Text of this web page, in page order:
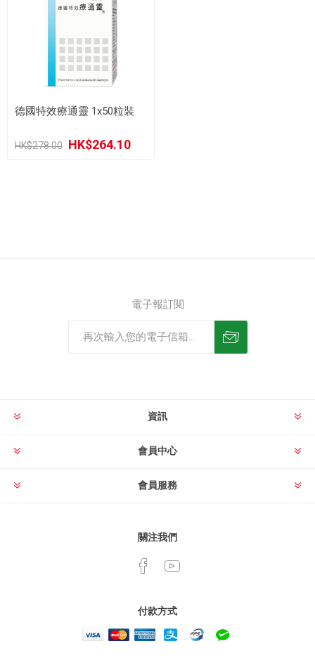
德國特效療通靈 1x50粒裝
HK$278.00 HK$264.10
電子報訂閱
資訊
會員中心
會員服務
關注我們
付款方式